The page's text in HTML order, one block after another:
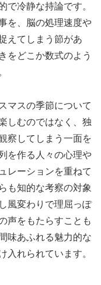
で冷静な持論です。
を、脳の処理速度や
えてしまう節があ
をどこか数式のよう
マスの季節について
しむのではなく、独
察してしまう一面を
を作る人々の心理や
レーションを重ねて
も知的な考察の対象
風変わりで理屈っぽ
声をもたらすことも
味あふれる魅力的な
入れられています。